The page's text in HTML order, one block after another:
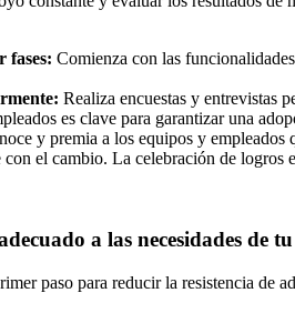
fases: Comienza con las
Realiza encuestas y entrevistas
es clave para garantizar una
y premia a los equipos y
el cambio. La celebración de logros
a las necesidades de
paso para reducir la resistencia de